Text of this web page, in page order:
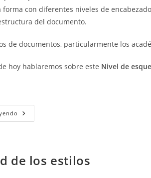
forma con diferentes niveles de
del documento.
de documentos, particularmente los
hoy hablaremos sobre este Nivel de
Nivel
De
de los estilos